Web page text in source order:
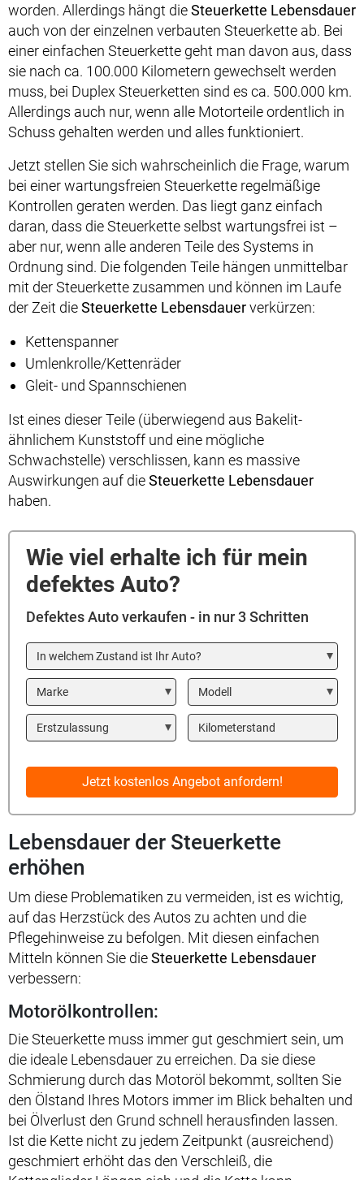
worden. Allerdings hängt dieSteuerkette Lebensdauer
auch von der einzelnen verbauten Steuerkette ab. Bei
einer einfachen Steuerkette geht man davon aus, dass
sie nach ca. 100.000 Kilometern gewechselt werden
muss, bei Duplex Steuerketten sind es ca. 500.000 km.
Allerdings auch nur, wenn alle Motorteile ordentlich in
Schuss gehalten werden und alles funktioniert.
Jetzt stellen Sie sich wahrscheinlich die Frage, warum
bei einer wartungsfreien Steuerkette regelmäßige
Kontrollen geraten werden. Das liegt ganz einfach
daran, dass die Steuerkette selbst wartungsfrei ist –
aber nur, wenn alle anderen Teile des Systems in
Ordnung sind. Die folgenden Teile hängen unmittelbar
mit der Steuerkette zusammen und können im Laufe
der Zeit dieSteuerkette Lebensdauerverkürzen:
Kettenspanner
Umlenkrolle/Kettenräder
Gleit- und Spannschienen
Ist eines dieser Teile (überwiegend aus Bakelit-
ähnlichem Kunststoff und eine mögliche
Schwachstelle) verschlissen, kann es massive
Auswirkungen auf dieSteuerkette Lebensdauer
haben.
Wie viel erhalte ich für mein
defektes Auto?
Defektes Auto verkaufen - in nur 3 Schritten
In welchem Zustand ist Ihr Auto?
Marke Modell
Year Kilometerstand
Jetzt kostenlos Angebot anfordern!
Lebensdauer der Steuerkette
erhöhen
Um diese Problematiken zu vermeiden, ist es wichtig,
auf das Herzstück des Autos zu achten und die
Pflegehinweise zu befolgen. Mit diesen einfachen
Mitteln können Sie dieSteuerkette Lebensdauer
verbessern:
Motorölkontrollen:
Die Steuerkette muss immer gut geschmiert sein, um
die ideale Lebensdauer zu erreichen. Da sie diese
Schmierung durch das Motoröl bekommt, sollten Sie
den Ölstand Ihres Motors immer im Blick behalten und
bei Ölverlust den Grund schnell herausfinden lassen.
Ist die Kette nicht zu jedem Zeitpunkt (ausreichend)
geschmiert erhöht das den Verschleiß, die